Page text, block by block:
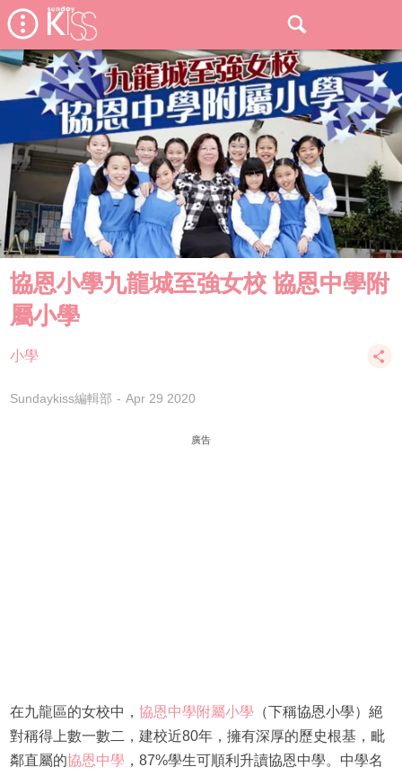
協恩小學九龍城至強女校 協恩中學附
屬小學
小學
Sundaykiss編輯部 Apr 29 2020
廣告
在九龍區的女校中， 協恩中學附屬小學 （下稱協恩小學）絕
對稱得上數一數二，建校近80年，擁有深厚的歷史根基，毗
鄰直屬的協恩中學 ，87%學生可順利升讀協恩中學。中學名